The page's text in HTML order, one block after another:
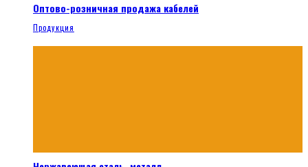
Оптово-розничная продажа кабелей
Продукция